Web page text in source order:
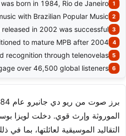
born in 1984, Rio de Janeiro.
with Brazilian Popular Music.
in 2002 was successful.
to mature MPB after 2004.
recognition through telenovelas.
over 46,500 global listeners.
الموروثة وإرث قوي. دخلت لويزا
التقاليد الموسيقية لعائلتها، بما في